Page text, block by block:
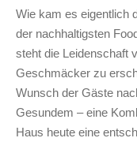
Wie kam es eigentlich
der nachhaltigsten
steht die Leidenschaft
Geschmäcker zu
Wunsch der Gäste
Gesundem – eine
Haus heute eine